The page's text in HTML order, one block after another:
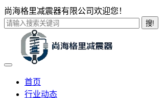
尚海格里减震器有限公司欢迎您！
搜!
首页
行业动态